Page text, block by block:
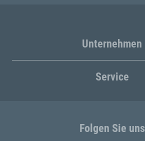
Unternehmen
Service
Folgen Sie uns